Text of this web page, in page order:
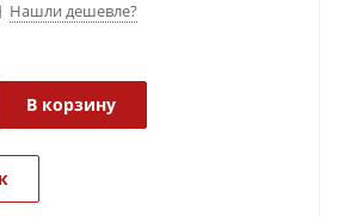
Нашли дешевле?
В корзину